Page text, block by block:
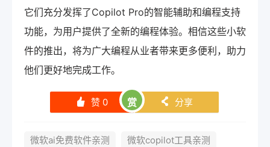
它们充分发挥了Copilot Pro的智能辅助和编程支持
功能，为用户提供了全新的编程体验。相信这些小软
件的推出，将为广大编程从业者带来更多便利，助力
他们更好地完成工作。
󰄼 赞 0 赏 󰄯 分享
微软ai免费软件亲测
微软copilot工具亲测